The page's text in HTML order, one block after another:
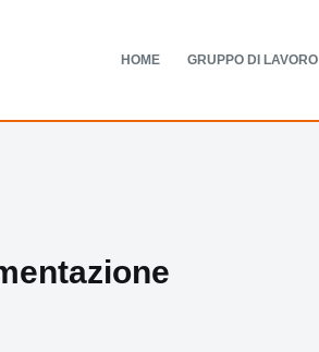
HOME GRUPPO DI LAVORO